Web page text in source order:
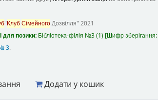
"КлубСімейногоДозвілля" 2021
для позики: Бібліотека-філія №3(1) Шифр зберігання:
3.
Додати у кошик